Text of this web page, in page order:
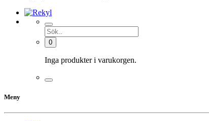
0
Inga produkter i varukorgen.
Meny